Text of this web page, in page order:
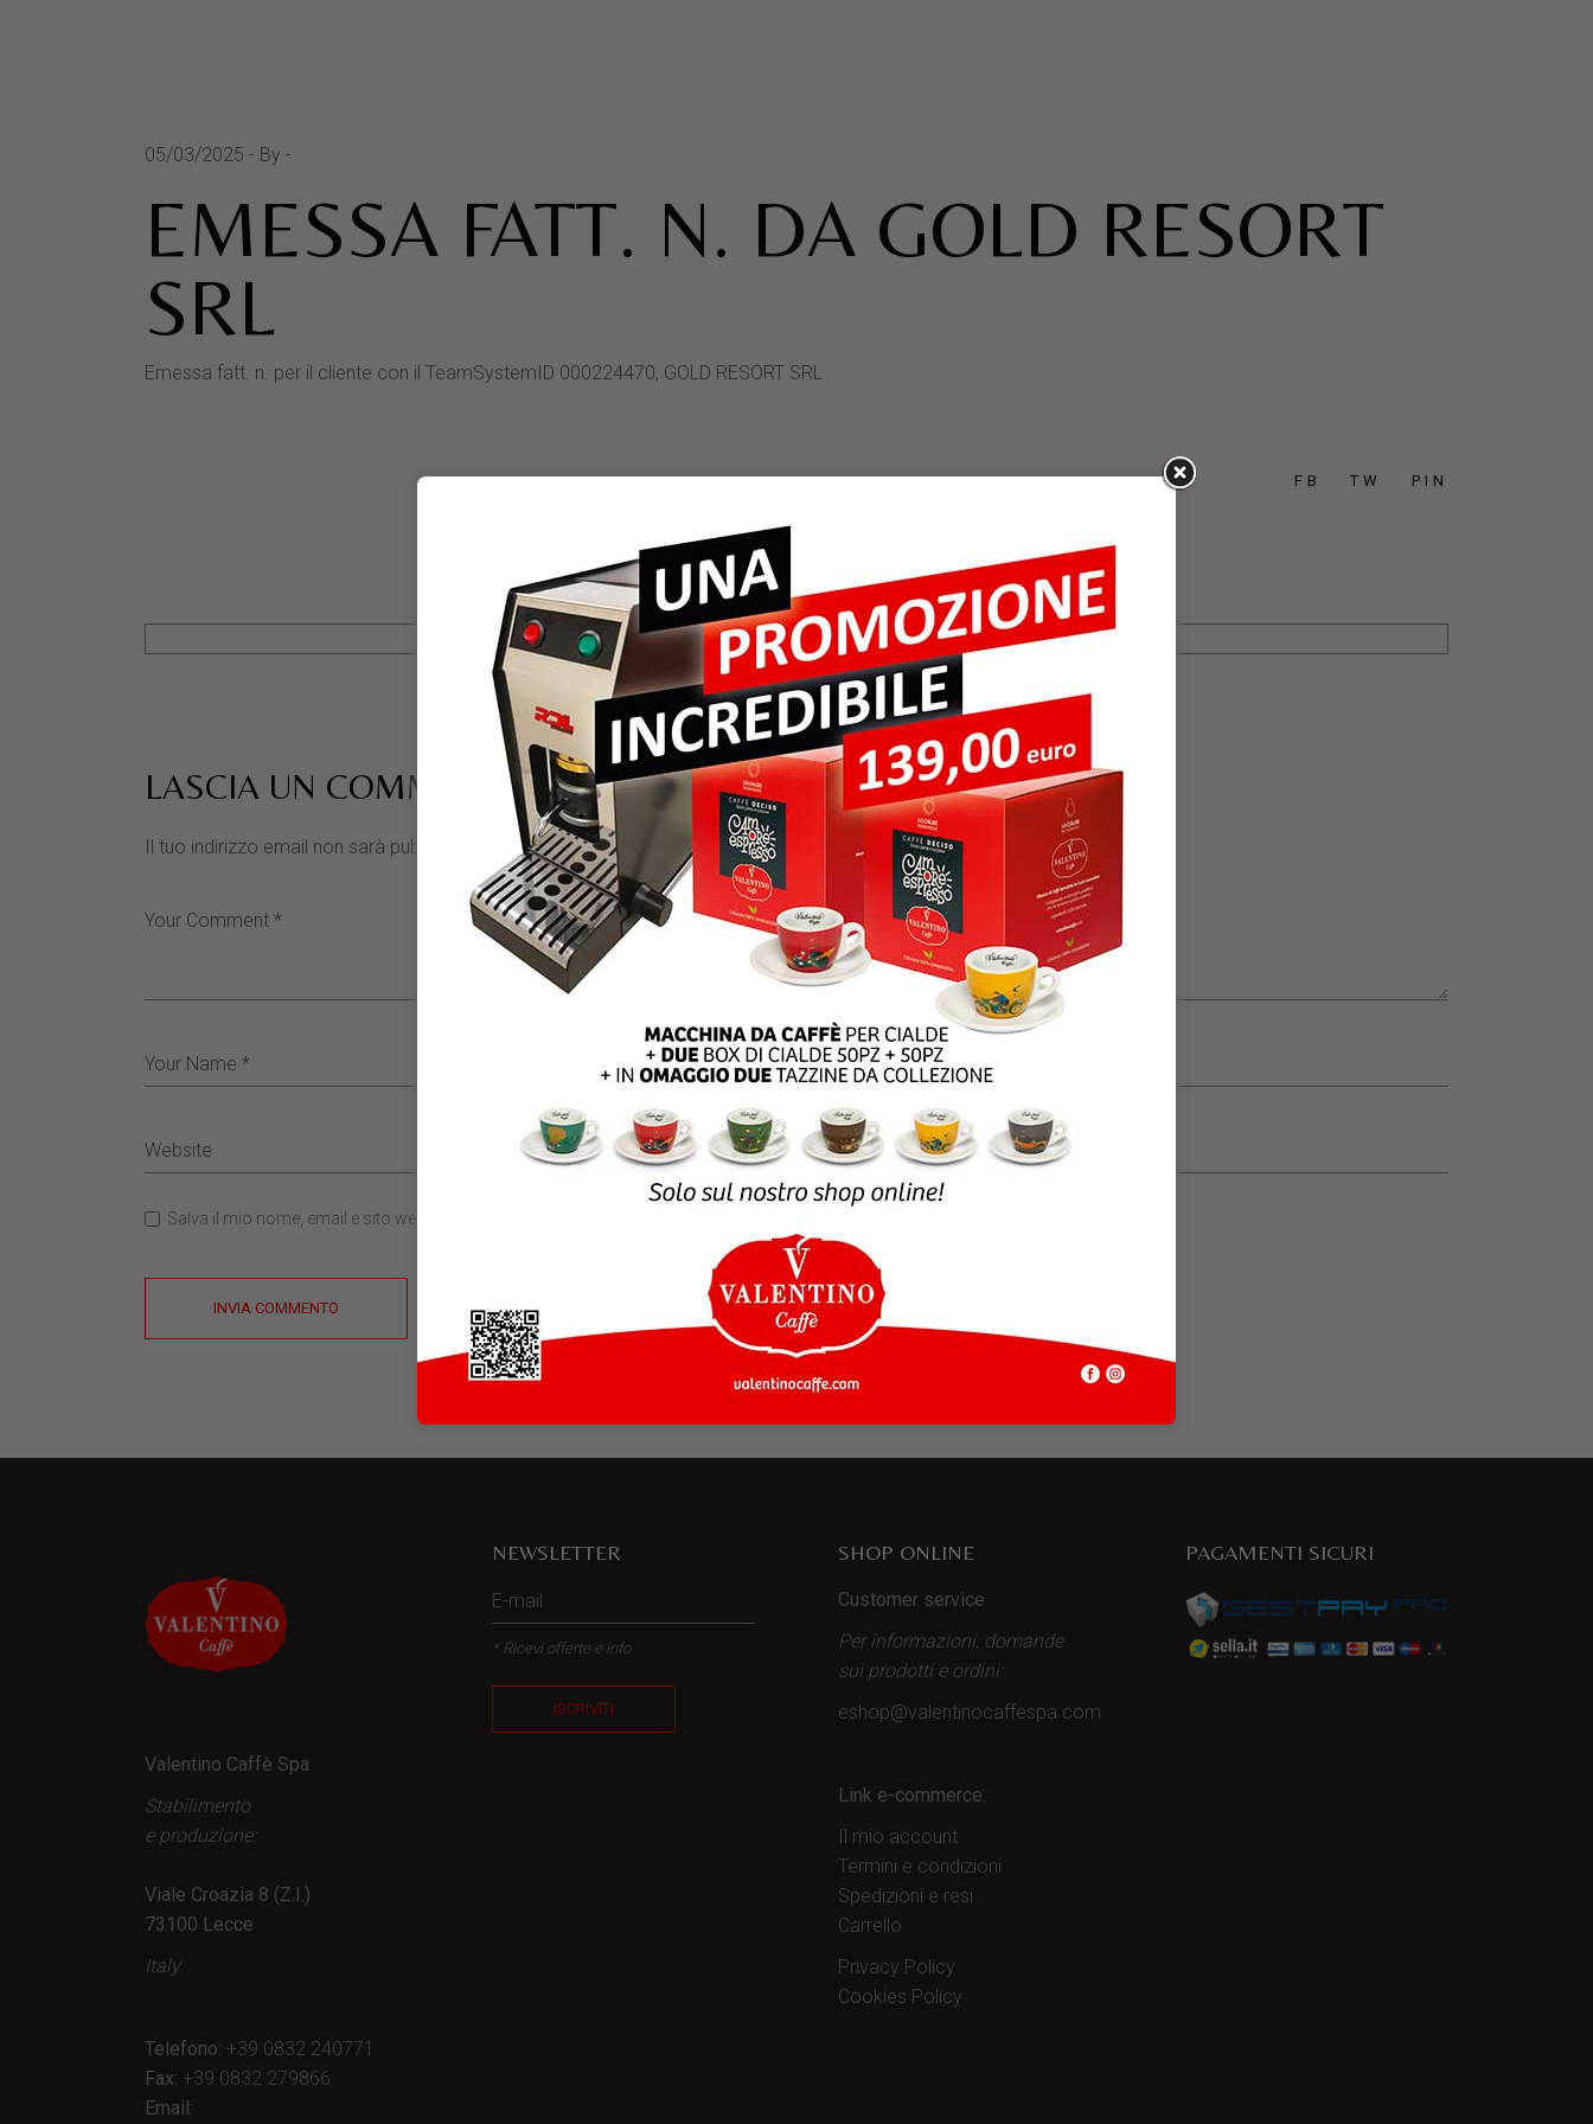
05/03/2025 By
EMESSA FATT. N. DA GOLD RESORT
SRL
Emessa fatt. n. per il cliente con il TeamSystemID 000224470, GOLD RESORT SRL
FB TW PIN
LASCIA UN COMMENTO
Il tuo indirizzo email non sarà pubblicato. I campi obbligatori sono contrassegnati
Salva il mio nome, email e sito web in questo browser per la prossima volta che commento.
INVIA COMMENTO
Valentino Caffè Spa
Stabilimento
e produzione:
Viale Croazia 8 (Z.I.)
73100 Lecce
Italy
Telefono: +39 0832 240771
Fax: +39 0832 279866
Email:
NEWSLETTER
* Ricevi offerte e info
ISCRIVITI
SHOP ONLINE
Customer service
Per informazioni, domande
sui prodotti e ordini:
eshop@valentinocaffespa.com
Link e-commerce:
Il mio account
Termini e condizioni
Spedizioni e resi
Carrello
Privacy Policy
Cookies Policy
PAGAMENTI SICURI